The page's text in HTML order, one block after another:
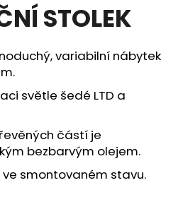
STOLEK
variabilní nábytek
světle šedé LTD a
částí je
bezbarvým olejem.
ve smontovaném stavu.